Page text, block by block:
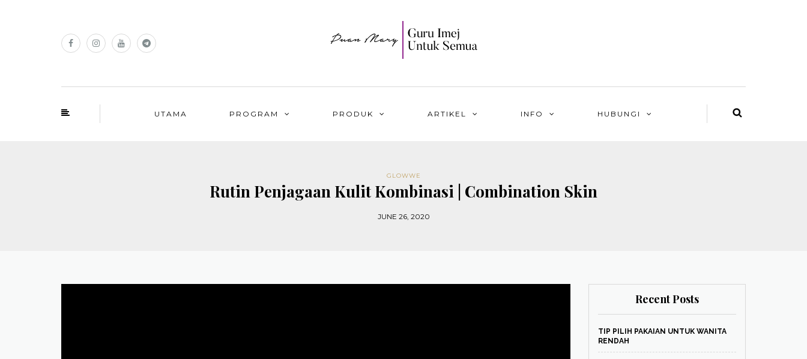
UTAMA PROGRAM PRODUK ARTIKEL INFO HUBUNGI
GLOWWE
Rutin Penjagaan Kulit Kombinasi | Combination Skin
JUNE 26, 2020
Recent Posts
TIP PILIH PAKAIAN UNTUK WANITA
RENDAH